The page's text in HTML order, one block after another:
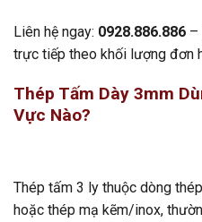
Liên hệ ngay: 0928.886.886 –
trực tiếp theo khối lượng đơn
Thép Tấm Dày 3mm
Vực Nào?
Thép tấm 3 ly thuộc dòng
hoặc thép mạ kẽm/inox,